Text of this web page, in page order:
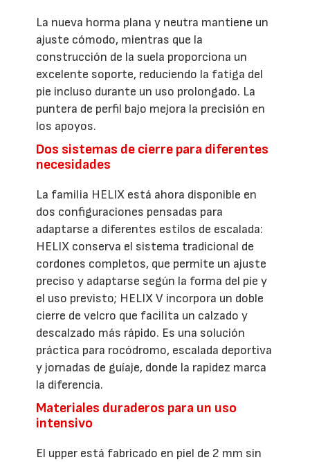
La nueva horma plana y neutra mantiene un
ajuste cómodo, mientras que la
construcción de la suela proporciona un
excelente soporte, reduciendo la fatiga del
pie incluso durante un uso prolongado. La
puntera de perfil bajo mejora la precisión en
los apoyos.
Dos sistemas de cierre para diferentes
necesidades
La familia HELIX está ahora disponible en
dos configuraciones pensadas para
adaptarse a diferentes estilos de escalada:
HELIX conserva el sistema tradicional de
cordones completos, que permite un ajuste
preciso y adaptarse según la forma del pie y
el uso previsto; HELIX V incorpora un doble
cierre de velcro que facilita un calzado y
descalzado más rápido. Es una solución
práctica para rocódromo, escalada deportiva
y jornadas de guíaje, donde la rapidez marca
la diferencia.
Materiales duraderos para un uso
intensivo
El upper está fabricado en piel de 2 mm sin